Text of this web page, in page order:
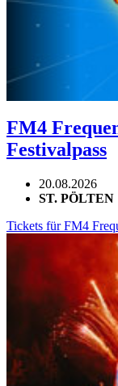
FM4
Festivalpass
20.08.2026
ST. PÖLTEN
Tickets für FM4